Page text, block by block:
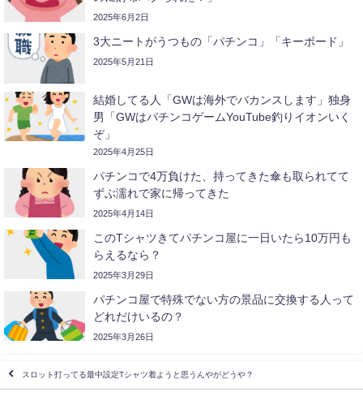
2025年6月2日
3大ニートがうつもの「パチンコ」「キーボード」
2025年5月21日
結婚してる人「GWは海外でバカンスします」独身
男「GWはパチンコゲームYouTube釣りイオンいく
ぞ」
2025年4月25日
パチンコで4万負けた、持ってきた傘も取られてて
ずぶ濡れで家に帰ってきた
2025年4月14日
このTシャツきてパチンコ屋に一日いたら10万円も
らえるなら？
2025年3月29日
パチンコ屋で特殊でない方の景品に交換する人って
どれだけいるの？
2025年3月26日
スロット打ってる最中設定Tシャツ着ようと思うんやがどうや？